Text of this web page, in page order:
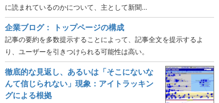
に読まれているのかについて、主として新聞…
企業ブログ： トップページの構成
記事の要約を多数提示することによって、記事全文を提示するよ
り、ユーザーを引きつけられる可能性は高い。
徹底的な見返し、あるいは「そこにないな
んて信じられない」現象：アイトラッキン
グによる根拠